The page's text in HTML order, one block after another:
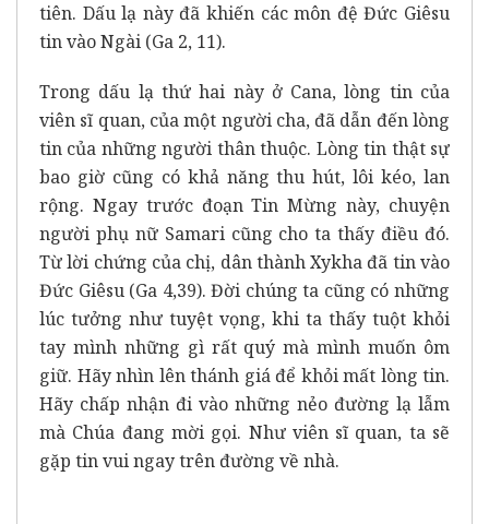
tiên. Dấu lạ này đã khiến các môn đệ Đức Giêsu
tin vào Ngài (Ga 2, 11).
Trong dấu lạ thứ hai này ở Cana, lòng tin của
viên sĩ quan, của một người cha, đã dẫn đến lòng
tin của những người thân thuộc. Lòng tin thật sự
bao giờ cũng có khả năng thu hút, lôi kéo, lan
rộng. Ngay trước đoạn Tin Mừng này, chuyện
người phụ nữ Samari cũng cho ta thấy điều đó.
Từ lời chứng của chị, dân thành Xykha đã tin vào
Đức Giêsu (Ga 4,39). Đời chúng ta cũng có những
lúc tưởng như tuyệt vọng, khi ta thấy tuột khỏi
tay mình những gì rất quý mà mình muốn ôm
giữ. Hãy nhìn lên thánh giá để khỏi mất lòng tin.
Hãy chấp nhận đi vào những nẻo đường lạ lẫm
mà Chúa đang mời gọi. Như viên sĩ quan, ta sẽ
gặp tin vui ngay trên đường về nhà.